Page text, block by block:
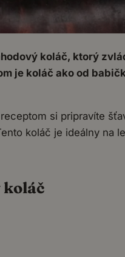
koláč, ktorý
je koláč ako od
si pripravíte
koláč je ideálny na